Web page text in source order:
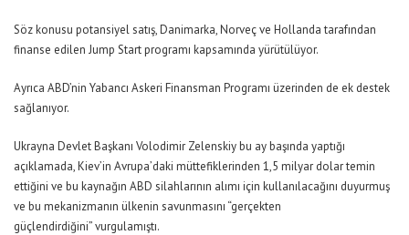
Söz konusu potansiyel satış, Danimarka, Norveç ve Hollanda tarafından
finanse edilen Jump Start programı kapsamında yürütülüyor.
Ayrıca ABD’nin Yabancı Askeri Finansman Programı üzerinden de ek destek
sağlanıyor.
Ukrayna Devlet Başkanı Volodimir Zelenskiy bu ay başında yaptığı
açıklamada, Kiev’in Avrupa’daki müttefiklerinden 1,5 milyar dolar temin
ettiğini ve bu kaynağın ABD silahlarının alımı için kullanılacağını duyurmuş
ve bu mekanizmanın ülkenin savunmasını “gerçekten
güçlendirdiğini” vurgulamıştı.